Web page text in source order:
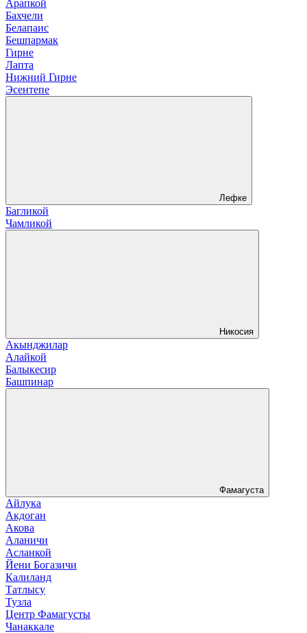
Арапкой
Бахчели
Белапаис
Бешпармак
Гирне
Лапта
Нижний Гирне
Эсентепе
Лефке
Багликой
Чамликой
Никосия
Акынджилар
Алайкой
Балыкесир
Башпинар
Фамагуста
Айлука
Акдоган
Акова
Аланичи
Асланкой
Йени Богазичи
Калиланд
Татлысу
Тузла
Центр Фамагусты
Чанаккале